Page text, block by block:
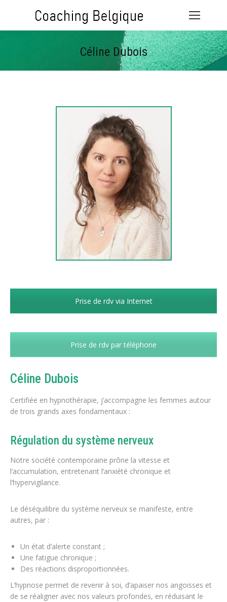
Céline Dubois
Vous êtes ici :
Prise de rdv via Internet
Prise de rdv par téléphone
Céline Dubois
Certifiée en hypnothérapie, j’accompagne les femmes autour
de trois grands axes fondamentaux :
Régulation du système nerveux
Notre société contemporaine prône la vitesse et
l’accumulation, entretenant l’anxiété chronique et
l’hypervigilance.
Le déséquilibre du système nerveux se manifeste, entre
autres, par :
Un état d’alerte constant ;
Une fatigue chronique ;
Des réactions disproportionnées.
L’hypnose permet de revenir à soi, d’apaiser nos angoisses et
de se réaligner avec nos valeurs profondes, en réduisant le